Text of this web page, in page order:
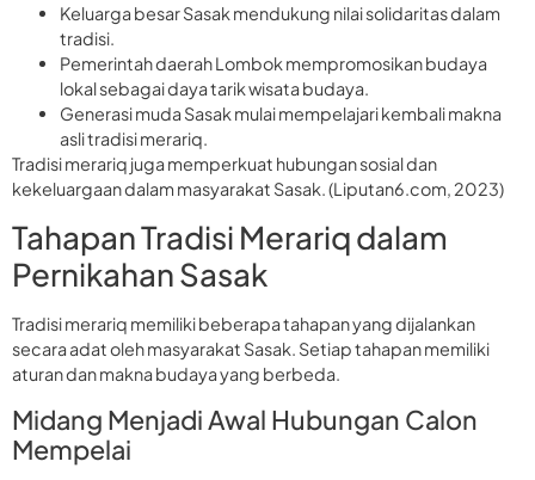
Keluarga besar Sasak mendukung nilai solidaritas dalam
tradisi.
Pemerintah daerah Lombok mempromosikan budaya
lokal sebagai daya tarik wisata budaya.
Generasi muda Sasak mulai mempelajari kembali makna
asli tradisi merariq.
Tradisi merariq juga memperkuat hubungan sosial dan
kekeluargaan dalam masyarakat Sasak. (Liputan6.com, 2023)
Tahapan Tradisi Merariq dalam
Pernikahan Sasak
Tradisi merariq memiliki beberapa tahapan yang dijalankan
secara adat oleh masyarakat Sasak. Setiap tahapan memiliki
aturan dan makna budaya yang berbeda.
Midang Menjadi Awal Hubungan Calon
Mempelai